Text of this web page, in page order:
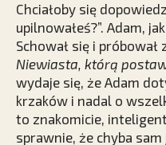
Chciałoby się
upilnowałeś?”. Adam,
Schował się i próbował
Niewiasta, którą
wydaje się, że Adam
krzaków i nadal o
to znakomicie,
sprawnie, że chyba